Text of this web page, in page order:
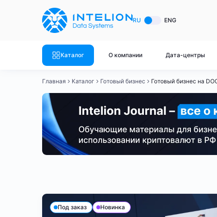
RU ENG
Каталог О компании Дата-центры
ASIC майнеры
Canaan
Innosilicon
Смотреть весь каталог
Готовый
Готовый
Готовый
Готовый
Готовый
Главная Каталог Готовый бизнес Готовый бизнес на
Под заказ Новинка